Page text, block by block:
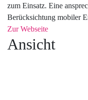
zum Einsatz. Eine
Berücksichtung mobiler
Zur Webseite
Ansicht